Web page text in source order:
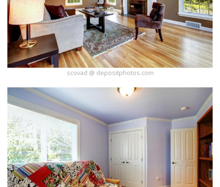
scovad @ depositphotos.com